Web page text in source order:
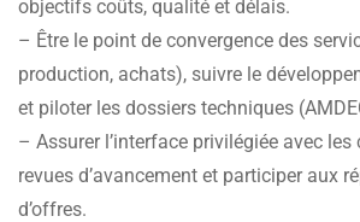
objectifs coûts, qualité et délais.
– Être le point de convergence des
production, achats), suivre le
et piloter les dossiers techniques
– Assurer l’interface privilégiée avec
revues d’avancement et participer aux
d’offres.